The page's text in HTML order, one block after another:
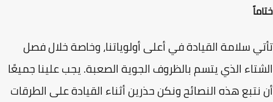
سلامة القيادة في أعلى أولوياتنا، وخاصة خلال فصل
الذي يتسم بالظروف الجوية الصعبة. يجب علينا جميعًا
هذه النصائح ونكن حذرين أثناء القيادة على الطرقات